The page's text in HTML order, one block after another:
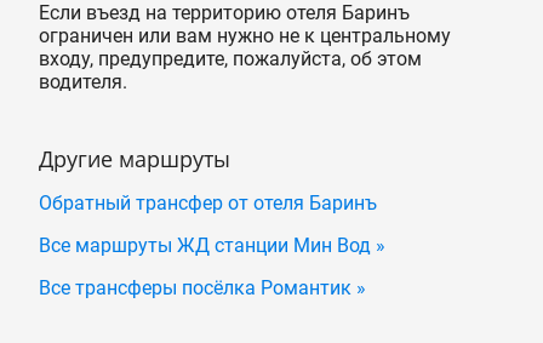
Если въезд на территорию отеля Баринъ
ограничен или вам нужно не к центральному
входу, предупредите, пожалуйста, об этом
водителя.
Другие маршруты
Обратный трансфер от отеля Баринъ
Все маршруты ЖД станции Мин Вод »
Все трансферы посёлка Романтик »